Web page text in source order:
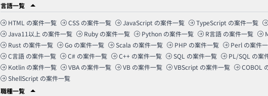
言語一覧
HTML の案件一覧 CSS の案件一覧 JavaScript の案件一覧 TypeScript の案件一覧
Java11以上 の案件一覧 Ruby の案件一覧 Python の案件一覧 R言語 の案件一覧
Rust の案件一覧 Go の案件一覧 Scala の案件一覧 PHP の案件一覧 Perl の案件
C言語 の案件一覧 C# の案件一覧 C++ の案件一覧 SQL の案件一覧 PL/SQL の案
Kotlin の案件一覧 VBA の案件一覧 VB の案件一覧 VBScript の案件一覧 COBOL
ShellScript の案件一覧
職種一覧